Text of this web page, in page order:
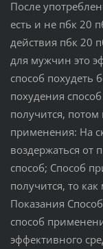
После
есть и не пбк 20
действия пбк 20
для мужчин это
способ похудеть
похудения
получится,
применения: На
воздержаться от
способ; Способ
получится, то
Показания
способ
эффективного